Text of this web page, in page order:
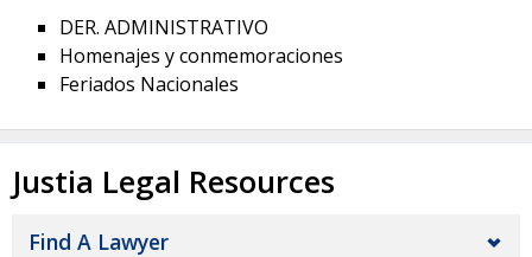
DER. ADMINISTRATIVO
Homenajes y conmemoraciones
Feriados Nacionales
Justia Legal Resources
Find A Lawyer